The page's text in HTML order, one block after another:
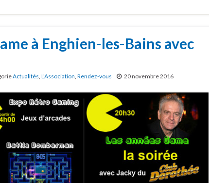
à Enghien-les-Bains avec
Actualités, L'Association, Rendez-vous 20 novembre 2016